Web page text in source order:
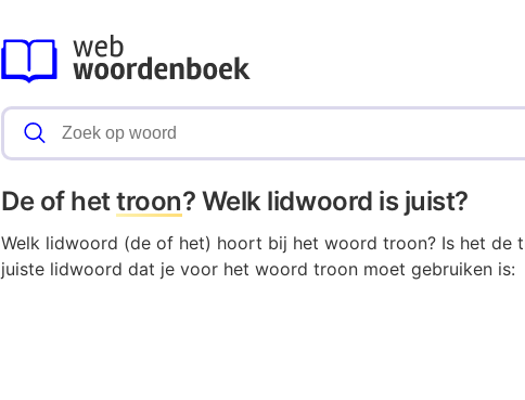
De of hettroon? Welk lidwoord is juist?
Welk lidwoord (de of het) hoort bij het woord troon? Is het de
juiste lidwoord dat je voor het woord troon moet gebruiken is: